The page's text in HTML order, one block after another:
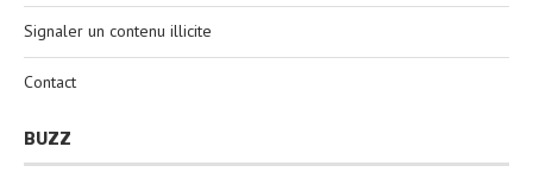
Signaler un contenu illicite
Contact
BUZZ